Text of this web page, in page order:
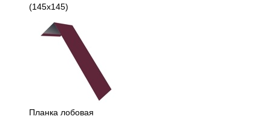
(145х145)
Планка лобовая